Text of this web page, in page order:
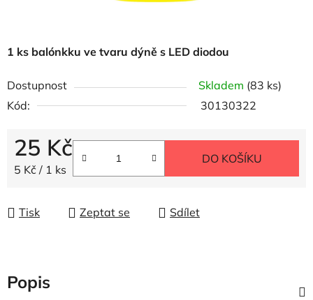
1 ks balónkku ve tvaru dýně s LED diodou
Dostupnost Skladem (83 ks)
Kód:
30130322
25 Kč
Měrná cena:
5 Kč / 1 ks
DO KOŠÍKU
Tisk Zeptat se Sdílet
Popis